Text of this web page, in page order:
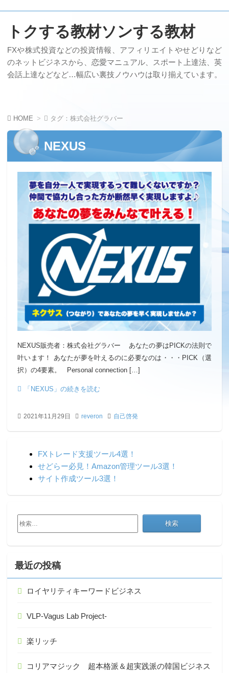
トクする教材ソンする教材
FXや株式投資などの投資情報、アフィリエイトやせどりなど
のネットビジネスから、恋愛マニュアル、スポート上達法、英
会話上達などなど…幅広い裏技ノウハウは取り揃えています。
HOME タグ：株式会社グラバー
NEXUS
NEXUS販売者：株式会社グラバー あなたの夢はPICKの法則で
叶います！ あなたが夢を叶えるのに必要なのは・・・PICK（選
択）の4要素。 Personal connection […]
「NEXUS」の続きを読む
2021年11月29日 reveron 自己啓発
FXトレード支援ツール4選！
せどらー必見！Amazon管理ツール3選！
サイト作成ツール3選！
検
索:
最近の投稿
ロイヤリティキーワードビジネス
VLP-Vagus Lab Project-
楽リッチ
コリアマジック 超本格派＆超実践派の韓国ビジネス